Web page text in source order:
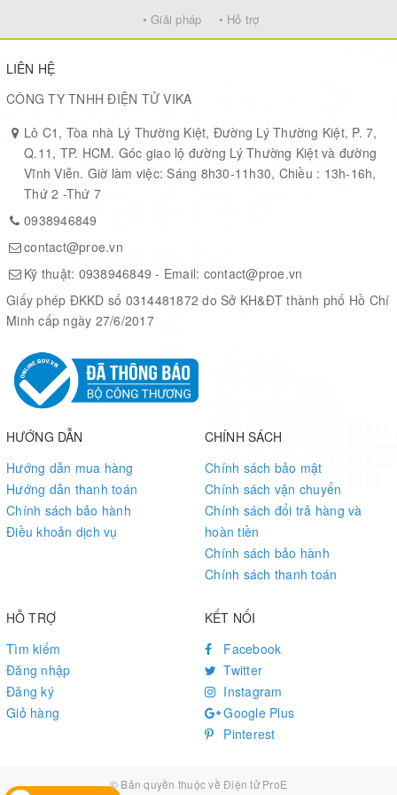
wearable, fitness and tracking devices and only costs about 50%
power consumption of normal mode.
With its compact design, high precision and sensitivity, L80 is
portable device, automotive, personal tracking, security and
industrial PDA, especially suitable for special applications, like
GPS mouse and OBD.
Key Benefits
● Embedded patch antenna: 15.0mm × 15.0mm × 4.0mm
● Extremely compact size: 16.0mm × 16.0mm × 6.45mm
● Automatic antenna switching function
● EASY™, an advanced AGPS technology without external
memory
● Ultra low power consumption in tracking mode, 20mA
● AlwaysLocate™, an intelligent controller of periodic mode
● LOCUS, an embedded logger solution with no need of host
and external flash
● High sensitivity, -165dBm @Tracking, -148dBm @Acquisition
● 66 acquisition channels, 22 tracking channels
● FLP mode, about 50% power consumption of normal mode
• Giải pháp • Hỗ trợ
LIÊN HỆ
CÔNG TY TNHH ĐIỆN TỬ VIKA
Lô C1, Tòa nhà Lý Thường Kiệt, Đường Lý Thường Kiệt, P. 7,
Q.11, TP. HCM. Góc giao lộ đường Lý Thường Kiệt và đường
Vĩnh Viễn. Giờ làm việc: Sáng 8h30-11h30, Chiều : 13h-16h,
Thứ 2 -Thứ 7
0938946849
contact@proe.vn
Kỹ thuật: 0938946849 - Email: contact@proe.vn
Giấy phép ĐKKD số 0314481872 do Sở KH&ĐT thành phố Hồ Chí
Minh cấp ngày 27/6/2017
HƯỚNG DẪN
Hướng dẫn mua hàng
Hướng dẫn thanh toán
Chính sách bảo hành
Điều khoản dịch vụ
CHÍNH SÁCH
Chính sách bảo mật
Chính sách vận chuyển
Chính sách đổi trả hàng và
hoàn tiền
Chính sách bảo hành
Chính sách thanh toán
HỖ TRỢ
Tìm kiếm
Đăng nhập
Đăng ký
Giỏ hàng
KẾT NỐI
Facebook
Twitter
Instagram
Google Plus
Pinterest
© Bản quyền thuộc vềĐiện tử ProE